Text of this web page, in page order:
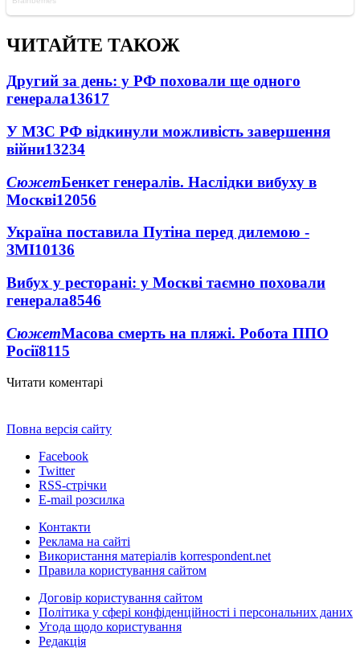
ЧИТАЙТЕ ТАКОЖ
Другий за день: у РФ поховали ще одного
генерала13617
У МЗС РФ відкинули можливість завершення
війни13234
СюжетБенкет генералів. Наслідки вибуху в
Москві12056
Україна поставила Путіна перед дилемою -
ЗМІ10136
Вибух у ресторані: у Москві таємно поховали
генерала8546
СюжетМасова смерть на пляжі. Робота ППО
Росії8115
Читати коментарі
Повна версія сайту
Facebook
Twitter
RSS-стрічки
E-mail розсилка
Контакти
Реклама на сайті
Використання матеріалів korrespondent.net
Правила користування сайтом
Договір користування сайтом
Політика у сфері конфіденційності і персональних даних
Угода щодо користування
Редакція